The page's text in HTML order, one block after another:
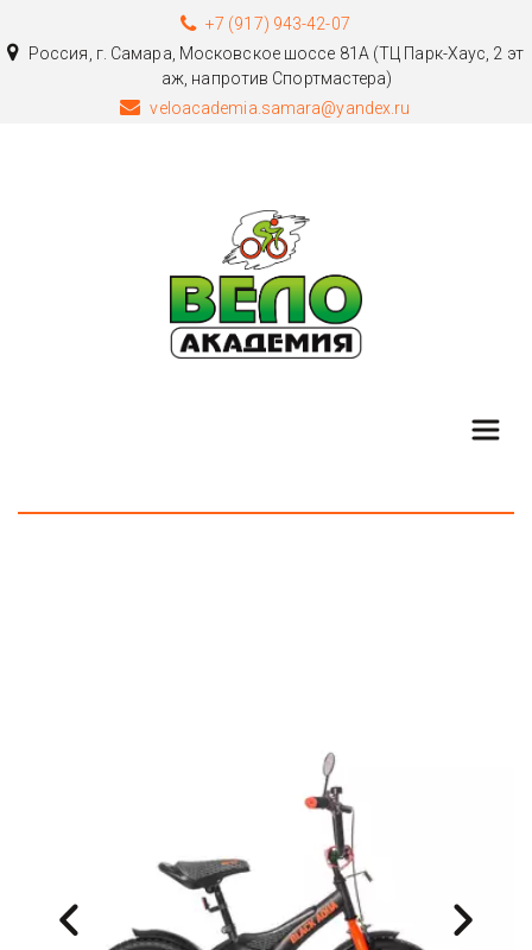
+7 (917) 943-42-07
Россия г. Самара Московское шоссе 81А (ТЦ Парк-Хаус, 2 эт
аж, напротив Спортмастера)
veloacademia.samara@yandex.ru